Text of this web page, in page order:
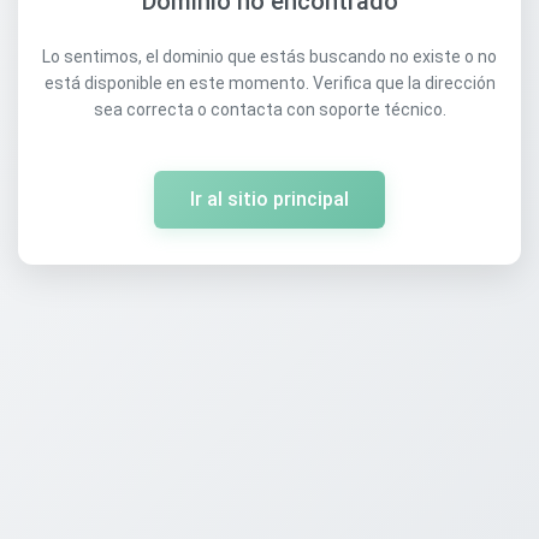
Lo sentimos, el dominio que estás buscando no existe o no
está disponible en este momento. Verifica que la dirección
sea correcta o contacta con soporte técnico.
Ir al sitio principal